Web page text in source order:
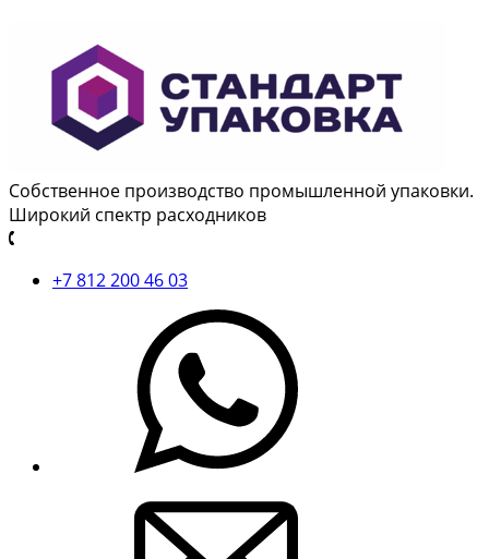
Собственное производство промышленной упаковки.
Широкий спектр расходников
+7 812 200 46 03